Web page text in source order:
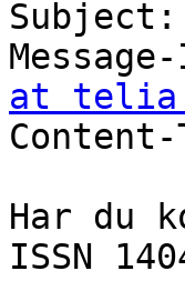
at
Har du
ISSN